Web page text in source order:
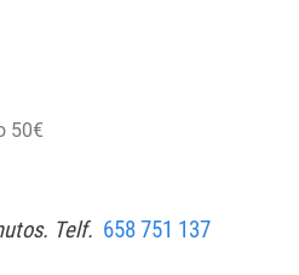
50€
Telf. 658 751 137